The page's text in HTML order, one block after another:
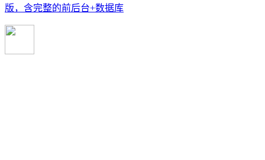
版，含完整的前后台+数据库